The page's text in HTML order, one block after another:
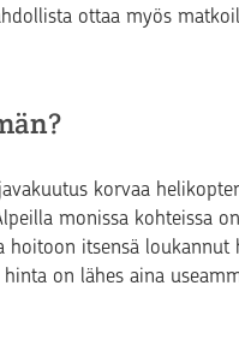
ottaa myös
korvaa
monissa kohteissa
hoitoon itsensä loukannut
on lähes aina